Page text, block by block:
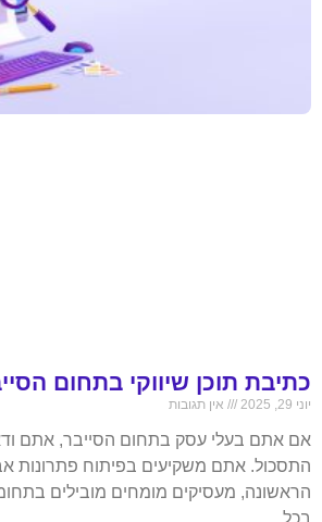
כתיבת תוכן שיווקי בתחום
יוני 29, 2025 אין תגובות
אם אתם בעלי עסק בתחום הסייבר, אתם
התסכול. אתם משקיעים בפיתוח פתרונות
הראשונה, מעסיקים מומחים מובילים
בכל